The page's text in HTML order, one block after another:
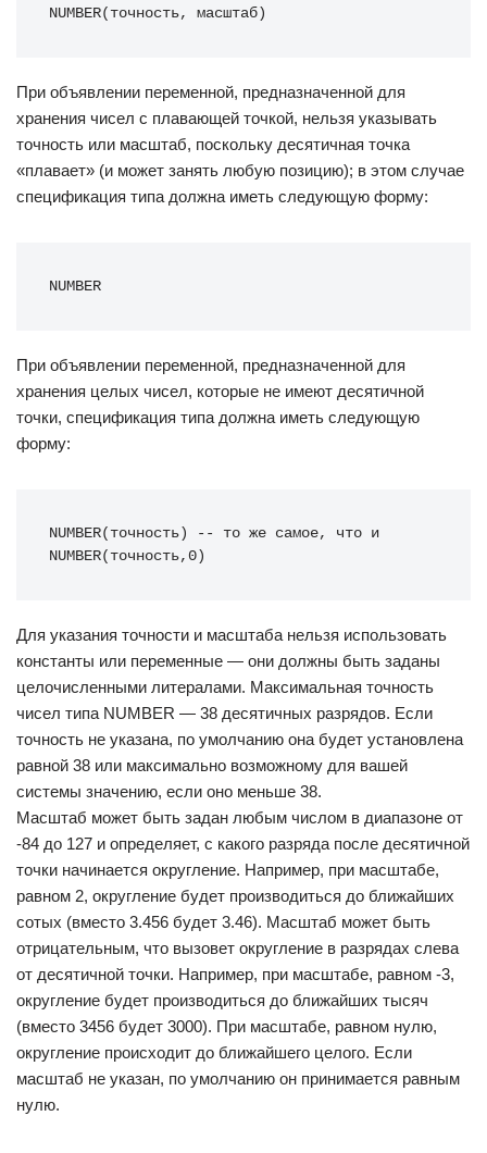
NUMBER(точность, масштаб)
При объявлении переменной, предназначенной для
хранения чисел с плавающей точкой, нельзя указывать
точность или масштаб, поскольку десятичная точка
«плавает» (и может занять любую позицию); в этом случае
спецификация типа должна иметь следующую форму:
NUMBER
При объявлении переменной, предназначенной для
хранения целых чисел, которые не имеют десятичной
точки, спецификация типа должна иметь следующую
форму:
NUMBER(точность) -- то же самое, что и
NUMBER(точность,0)
Для указания точности и масштаба нельзя использовать
константы или переменные — они должны быть заданы
целочисленными литералами. Максимальная точность
чисел типа NUMBER — 38 десятичных разрядов. Если
точность не указана, по умолчанию она будет установлена
равной 38 или максимально возможному для вашей
системы значению, если оно меньше 38.
Масштаб может быть задан любым числом в диапазоне от
-84 до 127 и определяет, с какого разряда после десятичной
точки начинается округление. Например, при масштабе,
равном 2, округление будет производиться до ближайших
сотых (вместо 3.456 будет 3.46). Масштаб может быть
отрицательным, что вызовет округление в разрядах слева
от десятичной точки. Например, при масштабе, равном -3,
округление будет производиться до ближайших тысяч
(вместо 3456 будет 3000). При масштабе, равном нулю,
округление происходит до ближайшего целого. Если
масштаб не указан, по умолчанию он принимается равным
нулю.